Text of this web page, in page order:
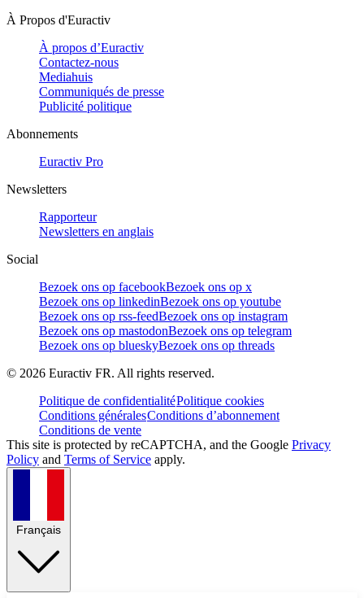
À Propos d'Euractiv
À propos d’Euractiv
Contactez-nous
Mediahuis
Communiqués de presse
Publicité politique
Abonnements
Euractiv Pro
Newsletters
Rapporteur
Newsletters en anglais
Social
Bezoek ons op facebookBezoek ons op x
Bezoek ons op linkedinBezoek ons op youtube
Bezoek ons op rss-feedBezoek ons op instagram
Bezoek ons op mastodonBezoek ons op telegram
Bezoek ons op blueskyBezoek ons op threads
© 2026 Euractiv FR. All rights reserved.
Politique de confidentialitéPolitique cookies
Conditions généralesConditions d’abonnement
Conditions de vente
This site is protected by reCAPTCHA, and the Google Privacy
Policy and Terms of Service apply.
Français